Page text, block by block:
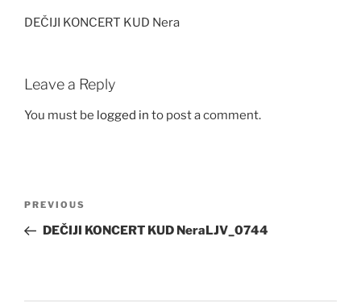
DEČIJI KONCERT KUD Nera
Leave a Reply
You must be logged in to post a comment.
navigation
Previous
Post
PREVIOUS
DEČIJI KONCERT KUD NeraLJV_0744